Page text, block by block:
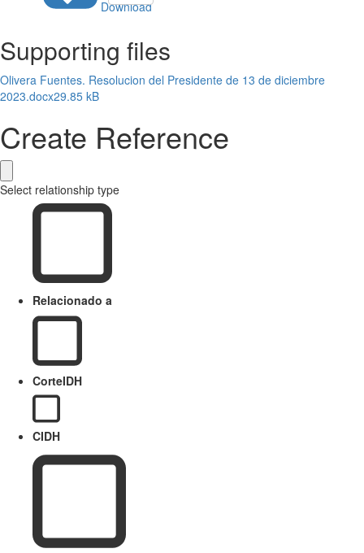
Download
Supporting files
Olivera Fuentes. Resolucion del Presidente de 13 de diciembre
2023.docx29.85 kB
Create Reference
Select relationship type
Relacionado a
CorteIDH
CIDH